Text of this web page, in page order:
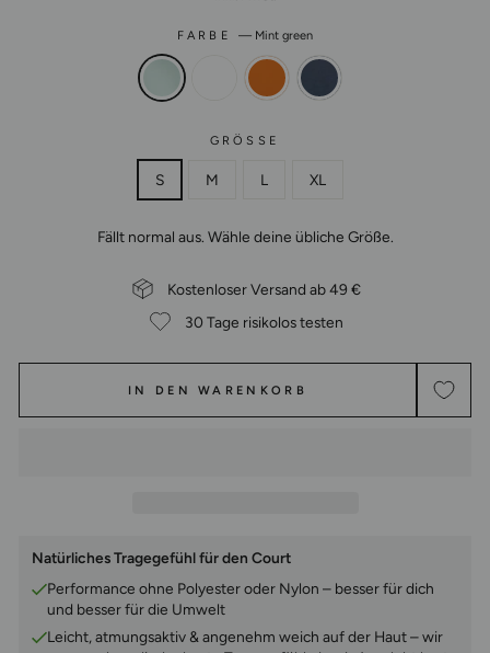
FARBE— Mint green
GRÖSSE
S M L XL
Fällt normal aus. Wähle deine übliche Größe.
Kostenloser Versand ab 49 €
30 Tage risikolos testen
IN DEN WARENKORB
Natürliches Tragegefühl für den Court
Performance ohne Polyester oder Nylon – besser für dich
und besser für die Umwelt
Leicht, atmungsaktiv & angenehm weich auf der Haut – wir